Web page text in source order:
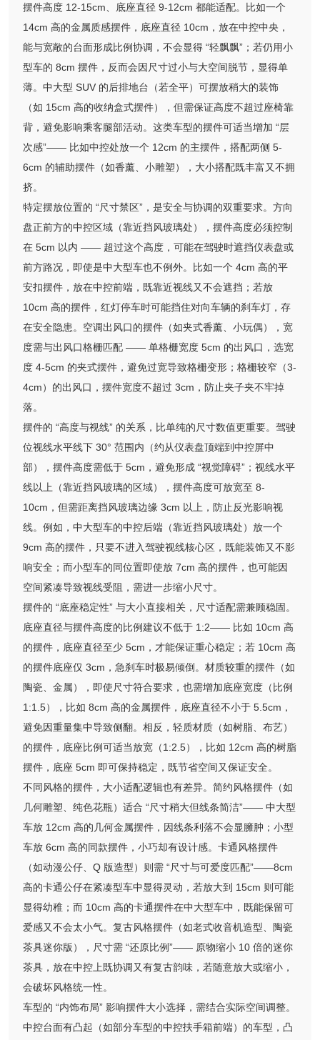
摆件高度 12-15cm、底座直径 9-12cm 都能适配。比如一个
14cm 高的金属质感摆件，底座直径 10cm，放在中控中央，
能与宽敞的台面形成比例协调，不会显得 “轻飘飘”；若仍用小
型车的 8cm 摆件，反而会因尺寸过小与大空间脱节，显得单
薄。中大型 SUV 的后排地台（若全平）可摆放稍大的装饰
（如 15cm 高的收纳盒式摆件），但需保证高度不超过座椅靠
背，避免影响乘客腿部活动。这类车型的摆件可适当增加 “层
次感”—— 比如中控处放一个 12cm 的主摆件，搭配两侧 5-
6cm 的辅助摆件（如香薰、小雕塑），大小搭配既丰富又不拥
挤。
特定摆放位置的 “尺寸禁区”，是安全与协调的双重要求。方向
盘正前方的中控区域（靠近挡风玻璃处），摆件高度必须控制
在 5cm 以内 —— 超过这个高度，可能在驾驶时遮挡仪表盘或
前方路况，即使是中大型车也不例外。比如一个 4cm 高的平
安扣摆件，放在中控前端，既靠近视线又不会遮挡；若放
10cm 高的摆件，红灯停车时可能挡住对向车辆的刹车灯，存
在安全隐患。空调出风口的摆件（如夹式香薰、小玩偶），宽
度需与出风口格栅匹配 —— 单格栅宽度 5cm 的出风口，选宽
度 4-5cm 的夹式摆件，避免过宽导致格栅变形；格栅较窄（3-
4cm）的出风口，摆件宽度不超过 3cm，防止夹子夹不牢掉
落。
摆件的 “高度与视线” 的关系，比单纯的尺寸数值更重要。驾驶
位视线水平线下 30° 范围内（约从仪表盘顶端到中控屏中
部），摆件高度需低于 5cm，避免形成 “视觉障碍”；视线水平
线以上（靠近挡风玻璃的区域），摆件高度可放宽至 8-
10cm，但需距离挡风玻璃边缘 3cm 以上，防止反光影响视
线。例如，中大型车的中控后端（靠近挡风玻璃处）放一个
9cm 高的摆件，只要不进入驾驶视线核心区，既能装饰又不影
响安全；而小型车的同位置即使放 7cm 高的摆件，也可能因
空间紧凑导致视线受阻，需进一步缩小尺寸。
摆件的 “底座稳定性” 与大小直接相关，尺寸适配需兼顾稳固。
底座直径与摆件高度的比例建议不低于 1:2—— 比如 10cm 高
的摆件，底座直径至少 5cm，才能保证重心稳定；若 10cm 高
的摆件底座仅 3cm，急刹车时极易倾倒。材质较重的摆件（如
陶瓷、金属），即使尺寸符合要求，也需增加底座宽度（比例
1:1.5），比如 8cm 高的金属摆件，底座直径不小于 5.5cm，
避免因重量集中导致侧翻。相反，轻质材质（如树脂、布艺）
的摆件，底座比例可适当放宽（1:2.5），比如 12cm 高的树脂
摆件，底座 5cm 即可保持稳定，既节省空间又保证安全。
不同风格的摆件，大小适配逻辑也有差异。简约风格摆件（如
几何雕塑、纯色花瓶）适合 “尺寸稍大但线条简洁”—— 中大型
车放 12cm 高的几何金属摆件，因线条利落不会显臃肿；小型
车放 6cm 高的同款摆件，小巧却有设计感。卡通风格摆件
（如动漫公仔、Q 版造型）则需 “尺寸与可爱度匹配”——8cm
高的卡通公仔在紧凑型车中显得灵动，若放大到 15cm 则可能
显得幼稚；而 10cm 高的卡通摆件在中大型车中，既能保留可
爱感又不会太小气。复古风格摆件（如老式收音机造型、陶瓷
茶具迷你版），尺寸需 “还原比例”—— 原物缩小 10 倍的迷你
茶具，放在中控上既协调又有复古韵味，若随意放大或缩小，
会破坏风格统一性。
车型的 “内饰布局” 影响摆件大小选择，需结合实际空间调整。
中控台面有凸起（如部分车型的中控扶手箱前端）的车型，凸